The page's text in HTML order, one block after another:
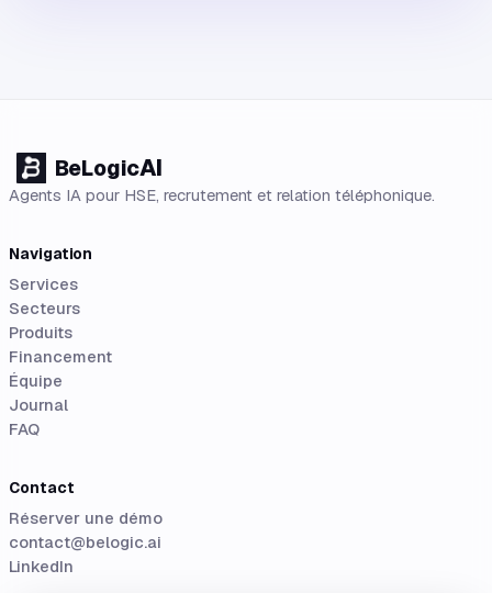
BeLogicAI
Agents IA pour HSE, recrutement et relation téléphonique.
Navigation
Services
Secteurs
Produits
Financement
Équipe
Journal
FAQ
Contact
Réserver une démo
contact@belogic.ai
LinkedIn